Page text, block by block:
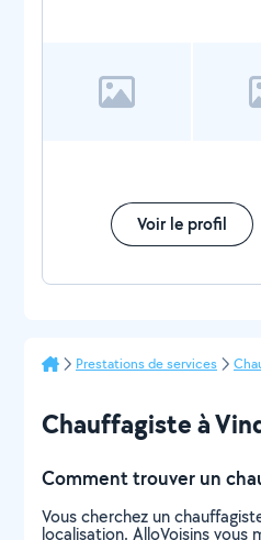
Voir le profil
Prestations de services
Chauffagiste à
Comment trouver un
Vous cherchez un
localisation. AlloVoisins